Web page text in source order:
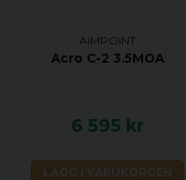
AIMPOINT
Acro C-2 3.5MOA
6 595 kr
LÄGG I VARUKORGEN